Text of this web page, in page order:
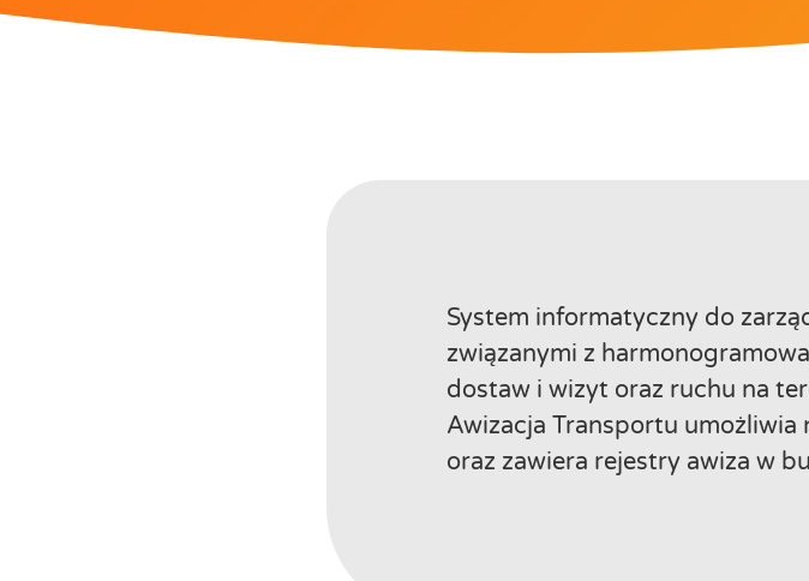
System informatyczny do
związanymi z
dostaw i wizyt oraz ruchu na
Awizacja Transportu
oraz zawiera rejestry awiza w